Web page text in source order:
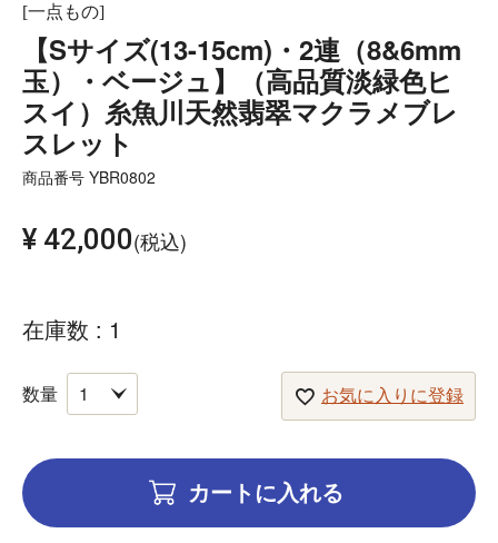
[一点もの]
【Sサイズ(13-15cm)・2連（8&6mm
玉）・ベージュ】（高品質淡緑色ヒ
スイ）糸魚川天然翡翠マクラメブレ
スレット
商品番号 YBR0802
¥ 42,000 税込
在庫数 1
お気に入りに登録
カートに入れる